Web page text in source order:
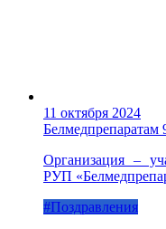
11 октября 2024
Белмедпрепаратам
Организация –
РУП
#Поздравления